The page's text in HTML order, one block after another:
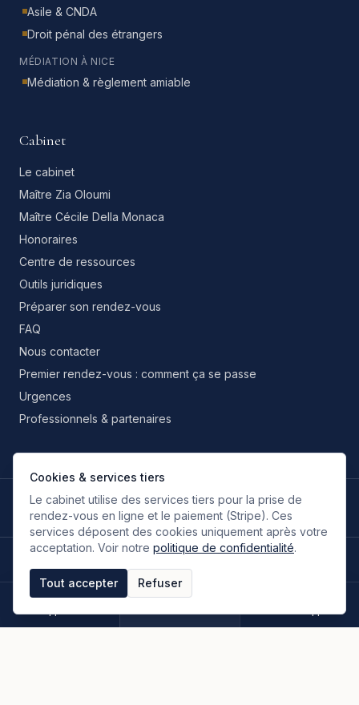
Cookies & services tiers
Le cabinet utilise des services tiers pour la prise de
rendez-vous en ligne et le paiement (Stripe). Ces
services déposent des cookies uniquement après votre
acceptation. Voir notre politique de confidentialité.
Tout accepter Refuser
Asile & CNDA
Droit pénal des étrangers
MÉDIATION À NICE
Médiation & règlement amiable
Cabinet
Le cabinet
Maître Zia Oloumi
Maître Cécile Della Monaca
Honoraires
Centre de ressources
Outils juridiques
Préparer son rendez-vous
FAQ
Nous contacter
Premier rendez-vous : comment ça se passe
Urgences
Professionnels & partenaires
LANGUES DE TRAVAIL
🇫🇷
Français
FR🇬🇧
Anglais
EN🇮🇹
ItalienIT🇪🇸
Espagnol
ES 🇷🇺
RusseRU🇮🇷
Persan
FA
Site conçu sur une idée originale de zIA digital.
Mentions légalesCGU & CGVPolitique de confidentialité
Espace clientsPaiement en lignePlan du site
Appeler Rendez-vous WhatsApp